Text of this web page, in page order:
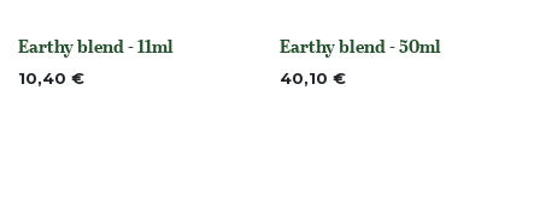
None
Earthy blend - 11ml
10,40 € None
Earthy blend - 50ml
40,10 €